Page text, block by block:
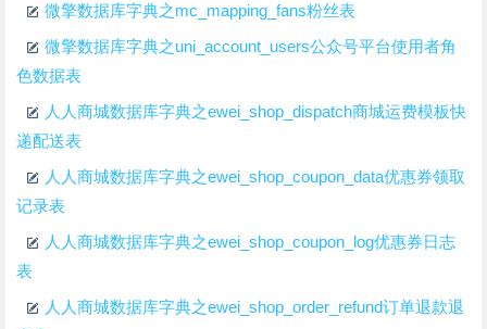
微擎数据库字典之mc_mapping_fans粉丝表
微擎数据库字典之uni_account_users公众号平台使用者角
色数据表
人人商城数据库字典之ewei_shop_dispatch商城运费模板快
递配送表
人人商城数据库字典之ewei_shop_coupon_data优惠券领取
记录表
人人商城数据库字典之ewei_shop_coupon_log优惠券日志
表
人人商城数据库字典之ewei_shop_order_refund订单退款退